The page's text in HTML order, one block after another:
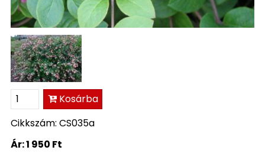
Kosárba
Cikkszám: CS035a
Ár:1 950 Ft